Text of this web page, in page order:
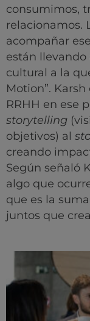
consumimos,
relacionamos.
acompañar
están
cultural a la
Motion”.
RRHH en ese
storytelling
objetivos) al
creando
Según señaló
algo que
que es la
juntos que